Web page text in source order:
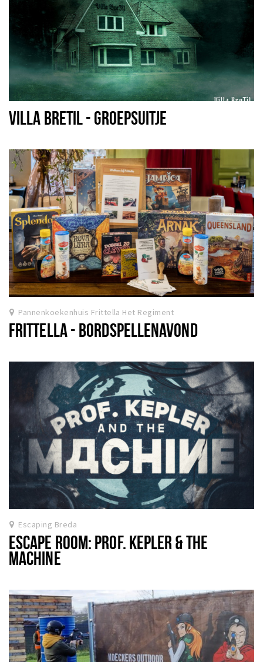
VILLA BRETIL - GROEPSUITJE
Pannenkoekenhuis Frittella Het Regiment
FRITTELLA - BORDSPELLENAVOND
Escaping Breda
ESCAPE ROOM: PROF. KEPLER & THE
MACHINE